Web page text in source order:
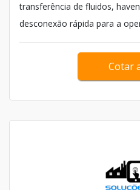
transferência de fluidos,
desconexão rápida para a
manutenção do equipam...
Cotar